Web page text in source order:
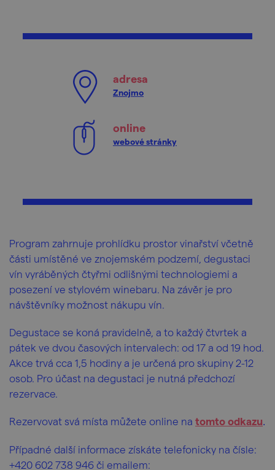
adresa
Znojmo
online
webové stránky
Program zahrnuje prohlídku prostor vinařství včetně
části umístěné ve znojemském podzemí, degustaci
vín vyráběných čtyřmi odlišnými technologiemi a
posezení ve stylovém winebaru. Na závěr je pro
návštěvníky možnost nákupu vín.
Degustace se koná pravidelně, a to každý čtvrtek a
pátek ve dvou časových intervalech: od 17 a od 19 hod.
Akce trvá cca 1,5 hodiny a je určená pro skupiny 2-12
osob. Pro účast na degustaci je nutná předchozí
rezervace.
Rezervovat svá místa můžete online na tomto odkazu.
Případné další informace získáte telefonicky na čísle:
+420 602 738 946 či emailem: